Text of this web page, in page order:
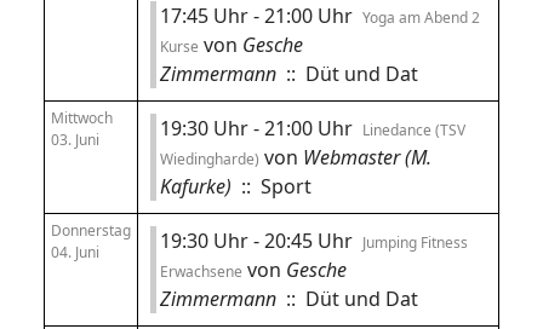
17:45 Uhr - 21:00 Uhr Yoga am Abend 2
Kurse von Gesche
Zimmermann :: Düt und Dat
Mittwoch
03. Juni
19:30 Uhr - 21:00 Uhr Linedance (TSV
Wiedingharde) von Webmaster (M.
Kafurke) :: Sport
Donnerstag
04. Juni
19:30 Uhr - 20:45 Uhr Jumping Fitness
Erwachsene von Gesche
Zimmermann :: Düt und Dat